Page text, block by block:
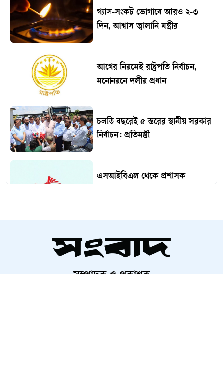
গ্যাস-সংকট ভোগাবে আরও ২-৩
দিন, আশ্বাস জ্বালানি মন্ত্রীর
আগের নিয়মেই রাষ্ট্রপতি নির্বাচন,
মনোনয়নে দলীয় প্রধান
চলতি বছরেই ৫ স্তরের স্থানীয় সরকার
নির্বাচন: প্রতিমন্ত্রী
এসআইবিএল থেকে প্রশাসক
উদ্বোধন ১৬ আগস্ট
সম্পাদক ও প্রকাশক